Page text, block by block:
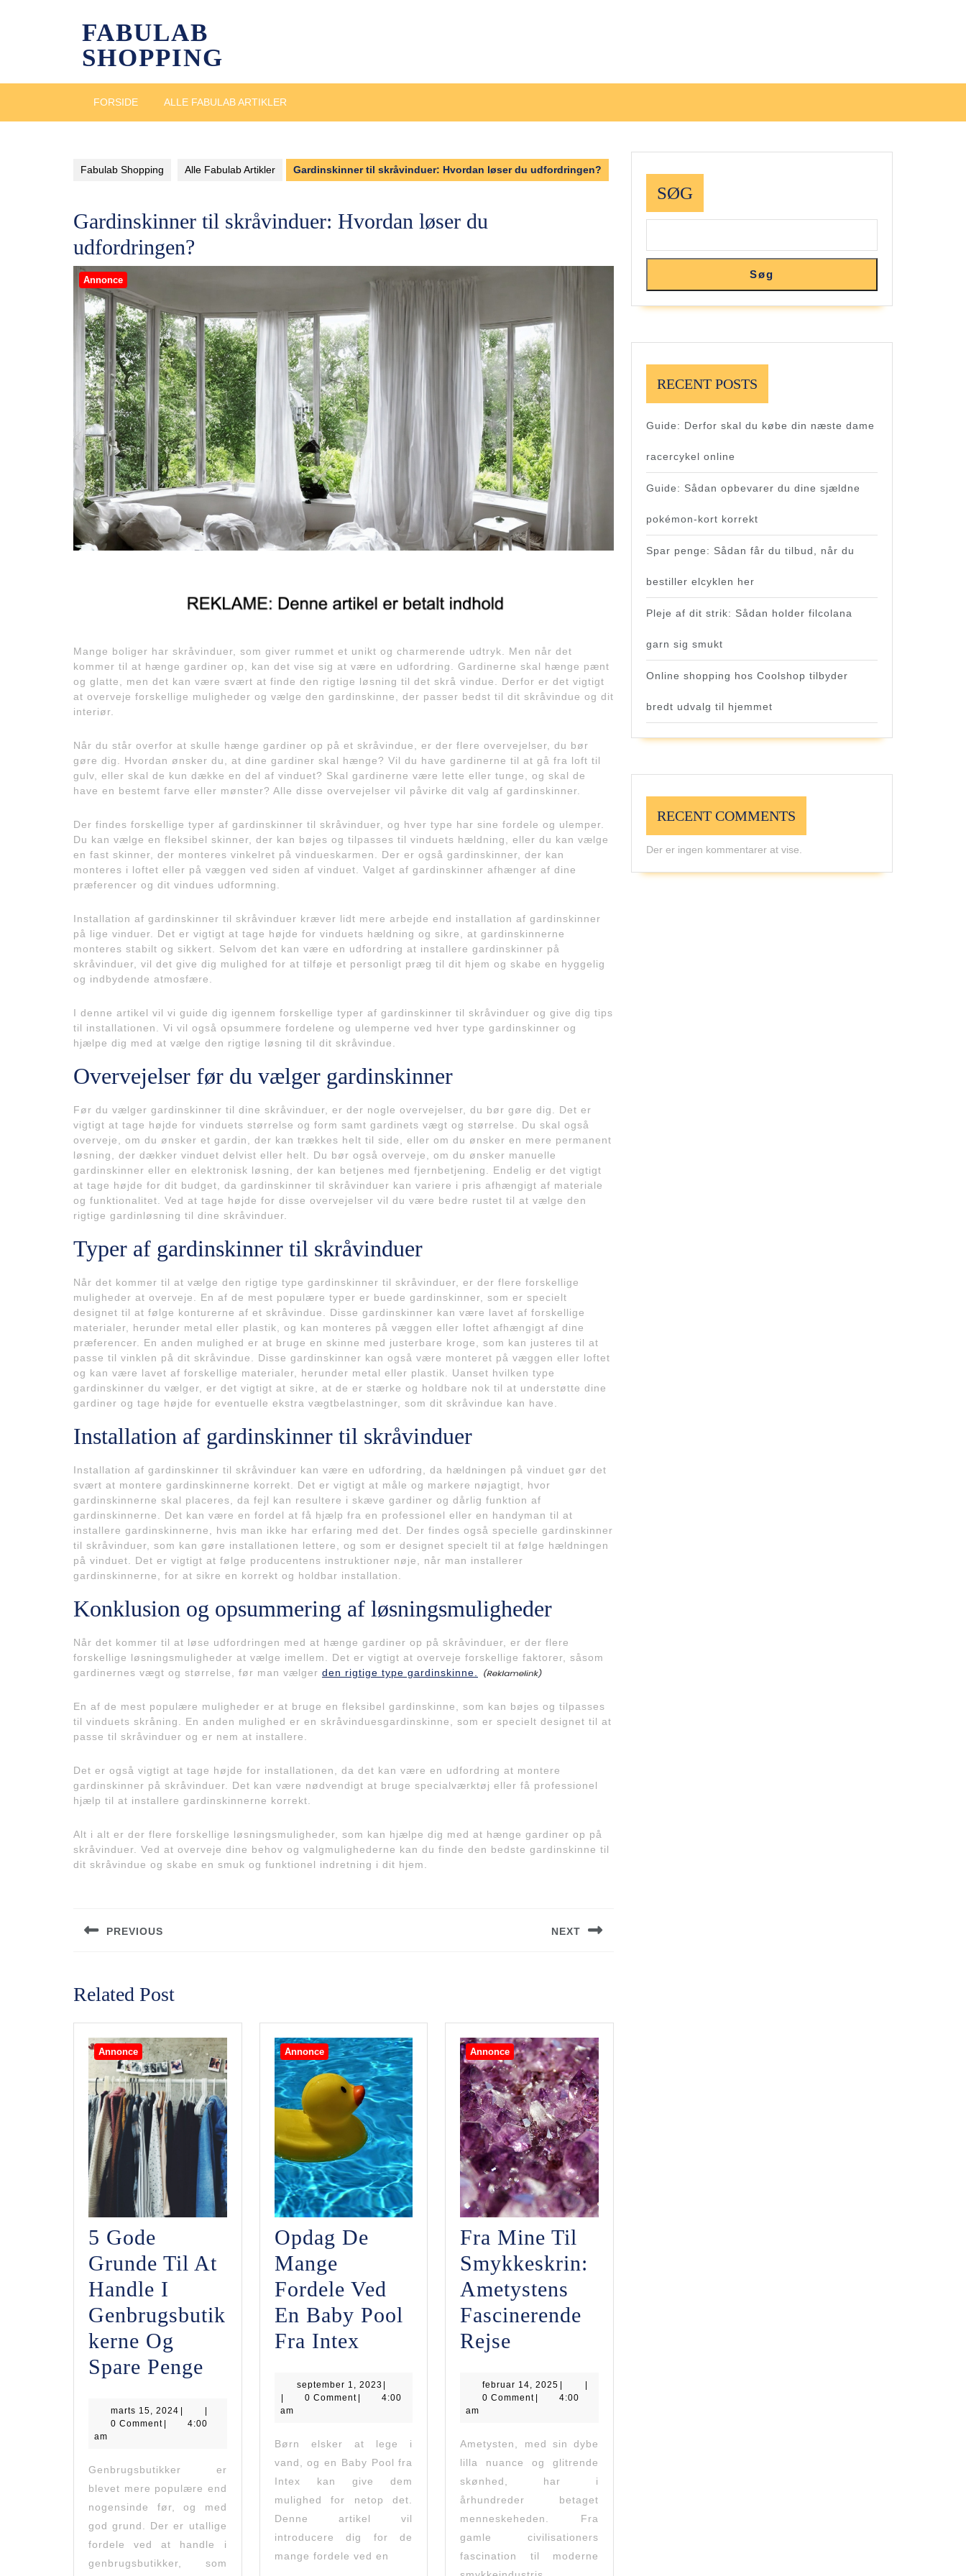
FABULAB
SHOPPING
FORSIDE ALLE FABULAB ARTIKLER
Fabulab Shopping Alle Fabulab Artikler Gardinskinner til skråvinduer: Hvordan løser du udfordringen?
Gardinskinner til skråvinduer: Hvordan løser du
udfordringen?
Annonce
Mange boliger har skråvinduer, som giver rummet et unikt og charmerende udtryk. Men når det
kommer til at hænge gardiner op, kan det vise sig at være en udfordring. Gardinerne skal hænge pænt
og glatte, men det kan være svært at finde den rigtige løsning til det skrå vindue. Derfor er det vigtigt
at overveje forskellige muligheder og vælge den gardinskinne, der passer bedst til dit skråvindue og dit
interiør.
Når du står overfor at skulle hænge gardiner op på et skråvindue, er der flere overvejelser, du bør
gøre dig. Hvordan ønsker du, at dine gardiner skal hænge? Vil du have gardinerne til at gå fra loft til
gulv, eller skal de kun dække en del af vinduet? Skal gardinerne være lette eller tunge, og skal de
have en bestemt farve eller mønster? Alle disse overvejelser vil påvirke dit valg af gardinskinner.
Der findes forskellige typer af gardinskinner til skråvinduer, og hver type har sine fordele og ulemper.
Du kan vælge en fleksibel skinner, der kan bøjes og tilpasses til vinduets hældning, eller du kan vælge
en fast skinner, der monteres vinkelret på vindueskarmen. Der er også gardinskinner, der kan
monteres i loftet eller på væggen ved siden af vinduet. Valget af gardinskinner afhænger af dine
præferencer og dit vindues udformning.
Installation af gardinskinner til skråvinduer kræver lidt mere arbejde end installation af gardinskinner
på lige vinduer. Det er vigtigt at tage højde for vinduets hældning og sikre, at gardinskinnerne
monteres stabilt og sikkert. Selvom det kan være en udfordring at installere gardinskinner på
skråvinduer, vil det give dig mulighed for at tilføje et personligt præg til dit hjem og skabe en hyggelig
og indbydende atmosfære.
I denne artikel vil vi guide dig igennem forskellige typer af gardinskinner til skråvinduer og give dig tips
til installationen. Vi vil også opsummere fordelene og ulemperne ved hver type gardinskinner og
hjælpe dig med at vælge den rigtige løsning til dit skråvindue.
Overvejelser før du vælger gardinskinner
Før du vælger gardinskinner til dine skråvinduer, er der nogle overvejelser, du bør gøre dig. Det er
vigtigt at tage højde for vinduets størrelse og form samt gardinets vægt og størrelse. Du skal også
overveje, om du ønsker et gardin, der kan trækkes helt til side, eller om du ønsker en mere permanent
løsning, der dækker vinduet delvist eller helt. Du bør også overveje, om du ønsker manuelle
gardinskinner eller en elektronisk løsning, der kan betjenes med fjernbetjening. Endelig er det vigtigt
at tage højde for dit budget, da gardinskinner til skråvinduer kan variere i pris afhængigt af materiale
og funktionalitet. Ved at tage højde for disse overvejelser vil du være bedre rustet til at vælge den
rigtige gardinløsning til dine skråvinduer.
Typer af gardinskinner til skråvinduer
Når det kommer til at vælge den rigtige type gardinskinner til skråvinduer, er der flere forskellige
muligheder at overveje. En af de mest populære typer er buede gardinskinner, som er specielt
designet til at følge konturerne af et skråvindue. Disse gardinskinner kan være lavet af forskellige
materialer, herunder metal eller plastik, og kan monteres på væggen eller loftet afhængigt af dine
præferencer. En anden mulighed er at bruge en skinne med justerbare kroge, som kan justeres til at
passe til vinklen på dit skråvindue. Disse gardinskinner kan også være monteret på væggen eller loftet
og kan være lavet af forskellige materialer, herunder metal eller plastik. Uanset hvilken type
gardinskinner du vælger, er det vigtigt at sikre, at de er stærke og holdbare nok til at understøtte dine
gardiner og tage højde for eventuelle ekstra vægtbelastninger, som dit skråvindue kan have.
Installation af gardinskinner til skråvinduer
Installation af gardinskinner til skråvinduer kan være en udfordring, da hældningen på vinduet gør det
svært at montere gardinskinnerne korrekt. Det er vigtigt at måle og markere nøjagtigt, hvor
gardinskinnerne skal placeres, da fejl kan resultere i skæve gardiner og dårlig funktion af
gardinskinnerne. Det kan være en fordel at få hjælp fra en professionel eller en handyman til at
installere gardinskinnerne, hvis man ikke har erfaring med det. Der findes også specielle gardinskinner
til skråvinduer, som kan gøre installationen lettere, og som er designet specielt til at følge hældningen
på vinduet. Det er vigtigt at følge producentens instruktioner nøje, når man installerer
gardinskinnerne, for at sikre en korrekt og holdbar installation.
Konklusion og opsummering af løsningsmuligheder
Når det kommer til at løse udfordringen med at hænge gardiner op på skråvinduer, er der flere
forskellige løsningsmuligheder at vælge imellem. Det er vigtigt at overveje forskellige faktorer, såsom
gardinernes vægt og størrelse, før man vælger den rigtige type gardinskinne.
En af de mest populære muligheder er at bruge en fleksibel gardinskinne, som kan bøjes og tilpasses
til vinduets skråning. En anden mulighed er en skråvinduesgardinskinne, som er specielt designet til at
passe til skråvinduer og er nem at installere.
Det er også vigtigt at tage højde for installationen, da det kan være en udfordring at montere
gardinskinner på skråvinduer. Det kan være nødvendigt at bruge specialværktøj eller få professionel
hjælp til at installere gardinskinnerne korrekt.
Alt i alt er der flere forskellige løsningsmuligheder, som kan hjælpe dig med at hænge gardiner op på
skråvinduer. Ved at overveje dine behov og valgmulighederne kan du finde den bedste gardinskinne til
dit skråvindue og skabe en smuk og funktionel indretning i dit hjem.
PREVIOUS NEXT
Related Post
Annonce
5 Gode
Grunde Til At
Handle I
Genbrugsbutik
Kerne Og
Spare Penge
Grunde
At
Handle
I
Genbrugsbutikkerne
marts 15, 2024 marts
15,
0 Comment
4:00
am
Genbrugsbutikker er
blevet mere populære end
nogensinde før, og med
god grund. Der er utallige
fordele ved at handle i
genbrugsbutikker, som
Annonce
Opdag De
Mange
Fordele Ved
En Baby Pool
Fra Intex
Mange
Ved
En
Baby
Pool
Fra
september 1, 2023september
1,
0 Comment
4:00
am
Børn elsker at lege i
vand, og en Baby Pool fra
Intex kan give dem
mulighed for netop det.
Denne artikel vil
introducere dig for de
mange fordele ved en
Annonce
Fra Mine Til
Smykkeskrin:
Ametystens
Fascinerende
Rejse
Til
Ametystens
Fascinerende
Rejse
februar 14, 2025 februar
14,
0 Comment
4:00
am
Ametysten, med sin dybe
lilla nuance og glitrende
skønhed, har i
århundreder betaget
menneskeheden. Fra
gamle civilisationers
fascination til moderne
SØG
Søg
RECENT POSTS
Guide: Derfor skal du købe din næste dame
racercykel online
Guide: Sådan opbevarer du dine sjældne
pokémon-kort korrekt
Spar penge: Sådan får du tilbud, når du
bestiller elcyklen her
Pleje af dit strik: Sådan holder filcolana
garn sig smukt
Online shopping hos Coolshop tilbyder
bredt udvalg til hjemmet
RECENT COMMENTS
Der er ingen kommentarer at vise.